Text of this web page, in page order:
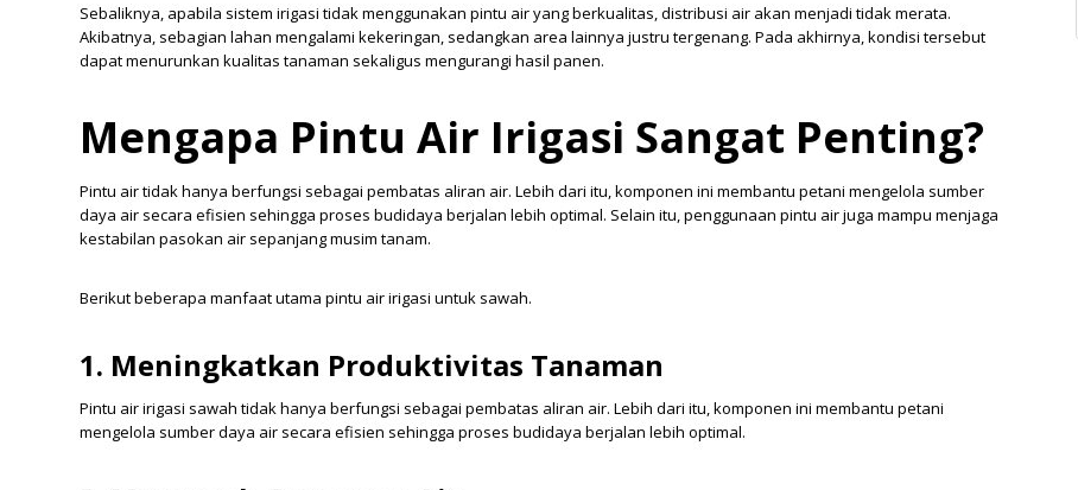
Sebaliknya, apabila sistem irigasi tidak menggunakan pintu air yang berkualitas, distribusi air akan menjadi tidak merata.
Akibatnya, sebagian lahan mengalami kekeringan, sedangkan area lainnya justru tergenang. Pada akhirnya, kondisi tersebut
dapat menurunkan kualitas tanaman sekaligus mengurangi hasil panen.
Mengapa Pintu Air Irigasi Sangat Penting?
Pintu air tidak hanya berfungsi sebagai pembatas aliran air. Lebih dari itu, komponen ini membantu petani mengelola sumber
daya air secara efisien sehingga proses budidaya berjalan lebih optimal. Selain itu, penggunaan pintu air juga mampu menjaga
kestabilan pasokan air sepanjang musim tanam.
Berikut beberapa manfaat utama pintu air irigasi untuk sawah.
1. Meningkatkan Produktivitas Tanaman
Pintu air irigasi sawah tidak hanya berfungsi sebagai pembatas aliran air. Lebih dari itu, komponen ini membantu petani
mengelola sumber daya air secara efisien sehingga proses budidaya berjalan lebih optimal.